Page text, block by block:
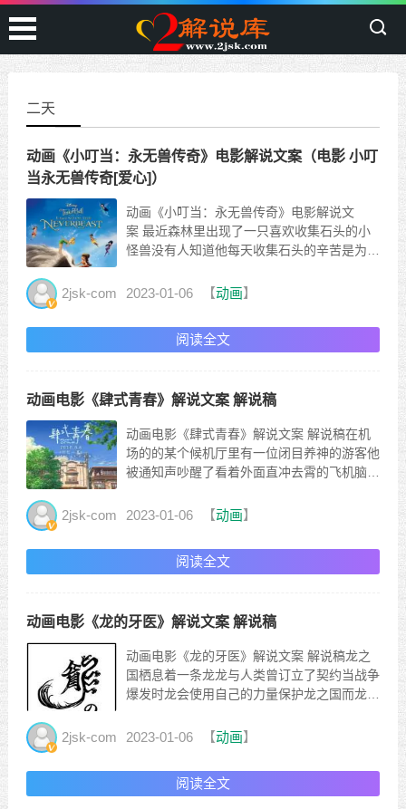
二天
动画《小叮当：永无兽传奇》电影解说文案（电影 小叮
当永无兽传奇[爱心]）
动画《小叮当：永无兽传奇》电影解说文
案 最近森林里出现了一只喜欢收集石头的小
怪兽没有人知道他每天收集石头的辛苦是为了
绿色的大眼睛有一条长长的有鳞的尾巴小家伙
静观察只看到这个小家伙拔开碎石捡起黄色的
石头用鼻子闻下白色不...
2jsk-com 2023-01-06 【动画】
阅读全文
动画电影《肆式青春》解说文案 解说稿
动画电影《肆式青春》解说文案 解说稿在机
场的的某个候机厅里有一位闭目养神的游客他
被通知声吵醒了看着外面直冲去霄的飞机脑海
伴一起玩弹珠一玩就是一天他的奶奶会给他买
粉还是很好吃时光流逝他长大成了一名高中生
每天早上，他都会去...
2jsk-com 2023-01-06 【动画】
阅读全文
动画电影《龙的牙医》解说文案 解说稿
动画电影《龙的牙医》解说文案 解说稿龙之
国栖息着一条龙龙与人类曾订立了契约当战争
爆发时龙会使用自己的力量保护龙之国而龙的
最需要的就是“龙的牙医”女主仁美子就是一位
菌这一天仁美子发现龙牙上有许多的光虫仁美
子马上开始了牙齿跑...
2jsk-com 2023-01-06 【动画】
阅读全文